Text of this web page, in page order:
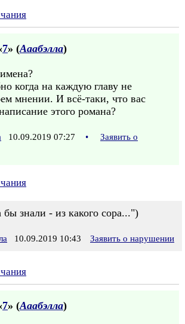
7» (Ааабэлла)
когда на каждую главу не
мнении. И всё-таки, что вас
этого романа?
10.09.2019 07:27 •
Заявить о
бы знали - из какого сора...")
10.09.2019 10:43 Заявить о нарушении
7» (Ааабэлла)